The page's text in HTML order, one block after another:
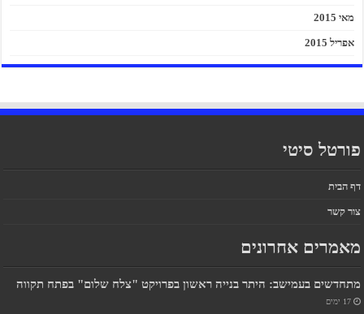
מאי 2015
אפריל 2015
פורטל סיטי
דף הבית
צור קשר
מאמרים אחרונים
מתחדשים בעמישב: היתר בנייה ראשון בפרויקט "צלח שלום" בפתח תקווה
17 ימים